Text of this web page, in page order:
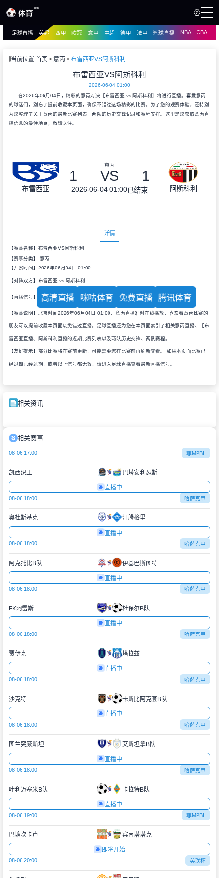
播
足球直播 英超 西甲 欧冠 意甲 中超 德甲 法甲 篮球直播 NBA CBA
当前位置:首页 意丙 布雷西亚VS阿斯科利
布雷西亚VS阿斯科利
2026-06-04 01:00
在2026年06月04日，精彩的意丙对决【布雷西亚 vs 阿斯科利】将进行直播。喜爱意丙
的球迷们，别忘了提前收藏本页面，确保不错过这场精彩的比赛。为了您的观赛体验，还特别
为您整理了关于意丙的最新比赛列表、两队的历史交锋记录和赛程安排。这里是您获取意丙直
播信息的最佳地点，敬请关注。
布雷西亚
意丙
1 VS 1
2026-06-04 01:00已结束 阿斯科利
详情
【赛事名称】布雷西亚VS阿斯科利
【赛事分类】 意丙
【开赛时间】2026年06月04日 01:00
【对阵双方】布雷西亚 vs 阿斯科利
【直播信号】 高清直播 咪咕体育 免费直播 腾讯体育
【赛事说明】北京时间2026年06月04日 01:00，意丙直播准时在线播放，喜欢看意丙比赛的
朋友可以提前收藏本页面以免错过直播。足球直播还为您在本页面索引了相关意丙直播、【布
雷西亚直播、阿斯科利直播的近期比赛列表以及两队历史交锋、两队赛程。
【友好提示】部分比赛将在赛前更新，可能需要您在比赛前再刷新查看。 如果本页面比赛已
经过期已经过期，或者以上信号都无效，请进入足球直播查看最新直播信号。
相关资讯
相关赛事
08-06 17:00 菲MPBL
凯西织工 巴塔安利瑟斯
直播中
08-06 18:00 哈萨克甲
奥杜斯基克 汗腾格里
直播中
08-06 18:00 哈萨克甲
阿克托比B队 伊基巴斯图特
直播中
08-06 18:00 哈萨克甲
FK阿雷斯 杜保尔B队
直播中
08-06 18:00 哈萨克甲
贾伊克 塔拉兹
直播中
08-06 18:00 哈萨克甲
沙克特 卡斯比阿克套B队
直播中
08-06 18:00 哈萨克甲
图兰突厥斯坦 艾斯坦拿B队
直播中
08-06 18:00 哈萨克甲
叶利迈塞米B队 卡拉特B队
直播中
08-06 19:00 菲MPBL
巴塘坎卡卢 宾南塔塔克
即将开始
08-06 20:00 英联杯